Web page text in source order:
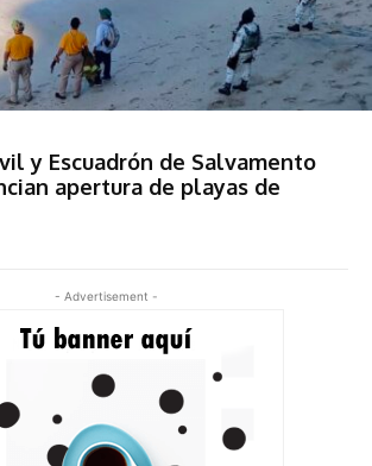
y Escuadrón de Salvamento
apertura de playas de
- Advertisement -